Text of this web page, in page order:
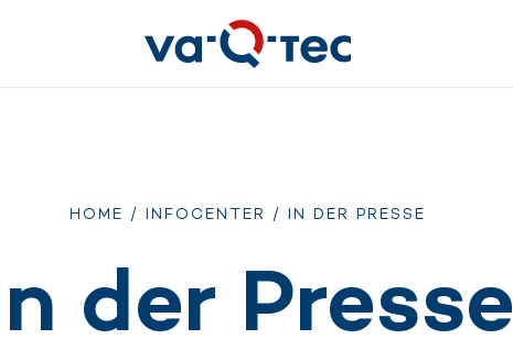
HOME / INFOCENTER / IN DER PRESSE
der Presse